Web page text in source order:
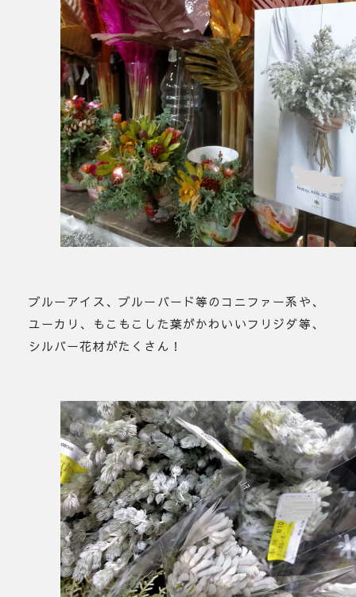
ブルーアイス、ブルーバード等のコニファー系や、
ユーカリ、もこもこした葉がかわいいフリジダ等、
シルバー花材がたくさん！